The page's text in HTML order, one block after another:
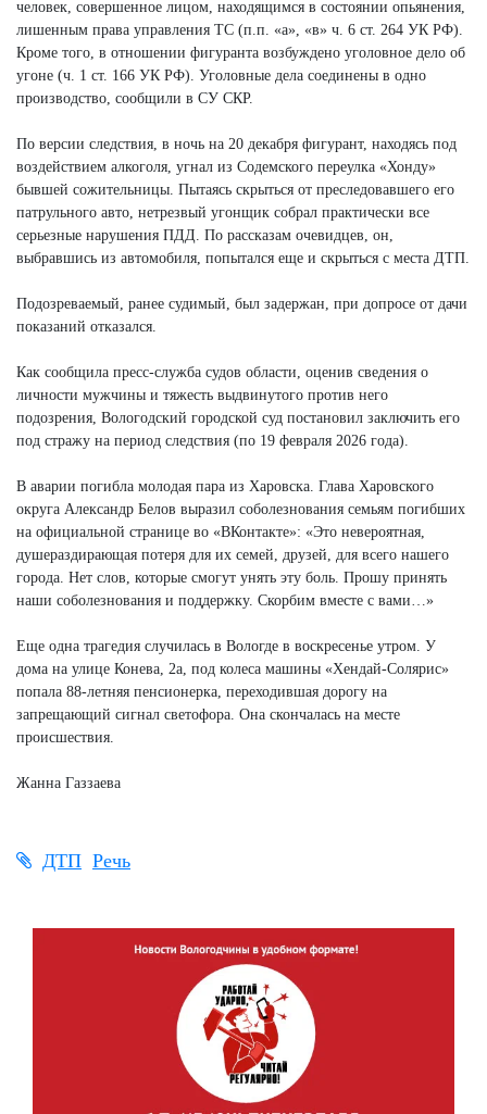
человек, совершенное лицом, находящимся в состоянии опьянения,
лишенным права управления ТС (п.п. «а», «в» ч. 6 ст. 264 УК РФ).
Кроме того, в отношении фигуранта возбуждено уголовное дело об
угоне (ч. 1 ст. 166 УК РФ). Уголовные дела соединены в одно
производство, сообщили в СУ СКР.
По версии следствия, в ночь на 20 декабря фигурант, находясь под
воздействием алкоголя, угнал из Содемского переулка «Хонду»
бывшей сожительницы. Пытаясь скрыться от преследовавшего его
патрульного авто, нетрезвый угонщик собрал практически все
серьезные нарушения ПДД. По рассказам очевидцев, он,
выбравшись из автомобиля, попытался еще и скрыться с места ДТП.
Подозреваемый, ранее судимый, был задержан, при допросе от дачи
показаний отказался.
Как сообщила пресс-служба судов области, оценив сведения о
личности мужчины и тяжесть выдвинутого против него
подозрения, Вологодский городской суд постановил заключить его
под стражу на период следствия (по 19 февраля 2026 года).
В аварии погибла молодая пара из Харовска. Глава Харовского
округа Александр Белов выразил соболезнования семьям погибших
на официальной странице во «ВКонтакте»: «Это невероятная,
душераздирающая потеря для их семей, друзей, для всего нашего
города. Нет слов, которые смогут унять эту боль. Прошу принять
наши соболезнования и поддержку. Скорбим вместе с вами…»
Еще одна трагедия случилась в Вологде в воскресенье утром. У
дома на улице Конева, 2а, под колеса машины «Хендай-Солярис»
попала 88-летняя пенсионерка, переходившая дорогу на
запрещающий сигнал светофора. Она скончалась на месте
происшествия.
Жанна Газзаева
ДТП Речь